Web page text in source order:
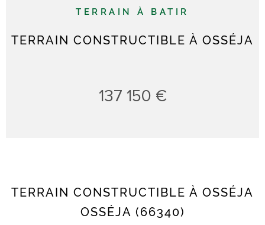
TERRAIN À BATIR
TERRAIN CONSTRUCTIBLE À OSSÉJA
137 150 €
TERRAIN CONSTRUCTIBLE À OSSÉJA
OSSÉJA (66340)